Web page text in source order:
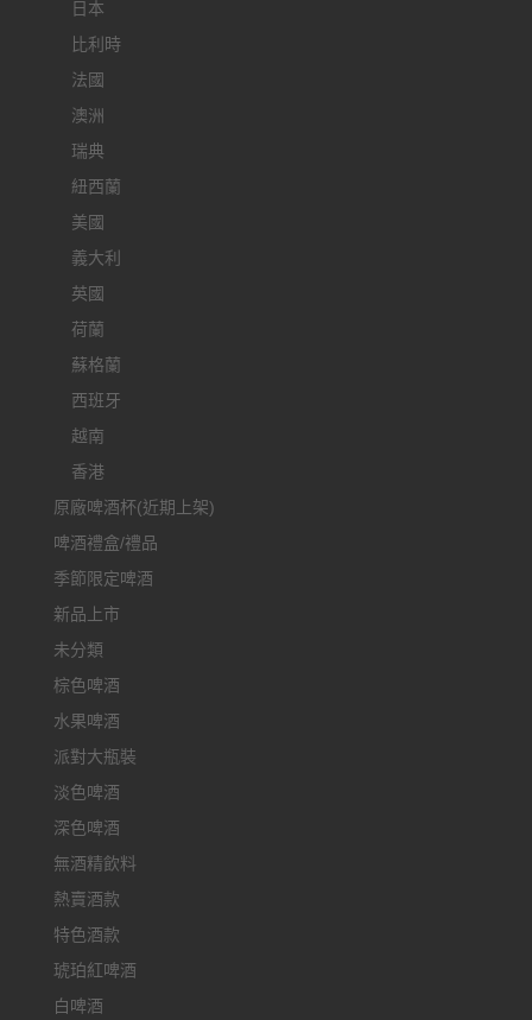
日本
比利時
法國
澳洲
瑞典
紐西蘭
美國
義大利
英國
荷蘭
蘇格蘭
西班牙
越南
香港
原廠啤酒杯(近期上架)
啤酒禮盒/禮品
季節限定啤酒
新品上市
未分類
棕色啤酒
水果啤酒
派對大瓶裝
淡色啤酒
深色啤酒
無酒精飲料
熱賣酒款
特色酒款
琥珀紅啤酒
白啤酒